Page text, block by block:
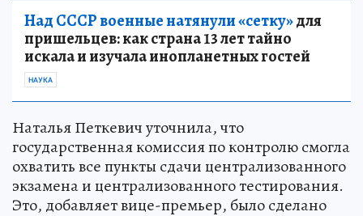
Над СССР военные натянули «сетку»для
пришельцев: как страна 13 лет тайно
искала и изучала инопланетных гостей
НАУКА
Наталья Петкевич уточнила, что
государственная комиссия по контролю смогла
охватить все пункты сдачи централизованного
экзамена и централизованного тестирования.
Это, добавляет вице-премьер, было сделано